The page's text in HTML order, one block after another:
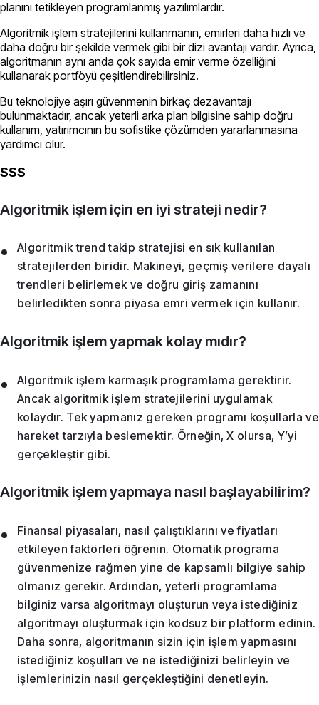
planını tetikleyen programlanmış yazılımlardır.
Algoritmik işlem stratejilerini kullanmanın, emirleri daha hızlı ve
daha doğru bir şekilde vermek gibi bir dizi avantajı vardır. Ayrıca,
algoritmanın aynı anda çok sayıda emir verme özelliğini
kullanarak portföyü çeşitlendirebilirsiniz.
Bu teknolojiye aşırı güvenmenin birkaç dezavantajı
bulunmaktadır, ancak yeterli arka plan bilgisine sahip doğru
kullanım, yatırımcının bu sofistike çözümden yararlanmasına
yardımcı olur.
SSS
Algoritmik işlem için en iyi strateji nedir?
Algoritmik trend takip stratejisi en sık kullanılan
stratejilerden biridir. Makineyi, geçmiş verilere dayalı
trendleri belirlemek ve doğru giriş zamanını
belirledikten sonra piyasa emri vermek için kullanır.
Algoritmik işlem yapmak kolay mıdır?
Algoritmik işlem karmaşık programlama gerektirir.
Ancak algoritmik işlem stratejilerini uygulamak
kolaydır. Tek yapmanız gereken programı koşullarla ve
hareket tarzıyla beslemektir. Örneğin, X olursa, Y’yi
gerçekleştir gibi.
Algoritmik işlem yapmaya nasıl başlayabilirim?
Finansal piyasaları, nasıl çalıştıklarını ve fiyatları
etkileyen faktörleri öğrenin. Otomatik programa
güvenmenize rağmen yine de kapsamlı bilgiye sahip
olmanız gerekir. Ardından, yeterli programlama
bilginiz varsa algoritmayı oluşturun veya istediğiniz
algoritmayı oluşturmak için kodsuz bir platform edinin.
Daha sonra, algoritmanın sizin için işlem yapmasını
istediğiniz koşulları ve ne istediğinizi belirleyin ve
işlemlerinizin nasıl gerçekleştiğini denetleyin.